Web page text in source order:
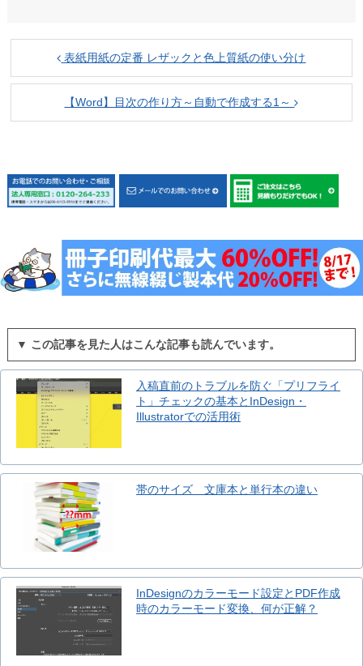
表紙用紙の定番 レザックと色上質紙の使い分け
【Word】目次の作り方～自動で作成する1～
▼ この記事を見た人はこんな記事も読んでいます。
入稿直前のトラブルを防ぐ「プリフライ
ト」チェックの基本とInDesign・
Illustratorでの活用術
帯のサイズ 文庫本と単行本の違い
InDesignのカラーモード設定とPDF作成
時のカラーモード変換、何が正解？